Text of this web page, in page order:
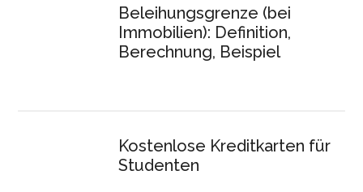
Beleihungsgrenze (bei
Immobilien): Definition,
Berechnung, Beispiel
Kostenlose Kreditkarten für
Studenten